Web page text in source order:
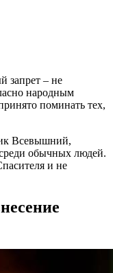
запрет – не
народным
поминать тех,
Всевышний,
обычных людей.
и не